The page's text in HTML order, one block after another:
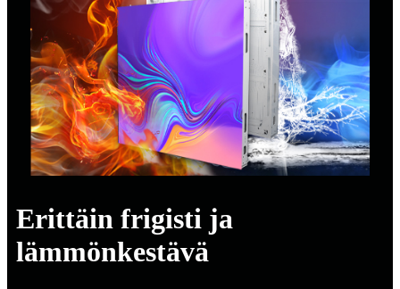
Erittäin frigisti ja
lämmönkestävä